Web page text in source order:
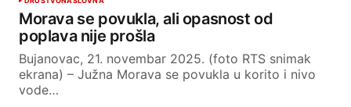
Morava se povukla, ali opasnost od
poplava nije prošla
Bujanovac, 21. novembar 2025. (foto RTS snimak
ekrana) – Južna Morava se povukla u korito i nivo
vode…